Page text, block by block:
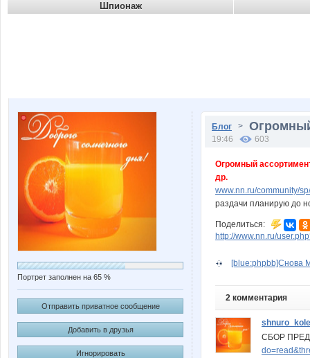
Шпионаж
Портрет заполнен на 65 %
Отправить приватное сообщение
Добавить в друзья
Игнорировать
Блог >
19:46 603
Огромный
др.
www.nn.ru/community/
раздачи планирую до
Поделиться:
http://www.nn.ru/
[blue:phpbb]Снова
2 комментария
СБОР